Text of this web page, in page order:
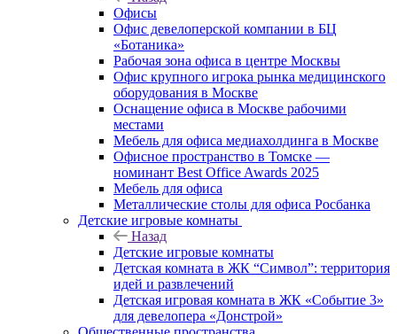
Офисы
Офис девелоперской компании в БЦ
«Ботаника»
Рабочая зона офиса в центре Москвы
Офис крупного игрока рынка медицинского
оборудования в Москве
Оснащение офиса в Москве рабочими
местами
Мебель для офиса медиахолдинга в Москве
Офисное пространство в Томске —
номинант Best Office Awards 2025
Мебель для офиса
Металлические столы для офиса Росбанка
Детские игровые комнаты
Назад
Детские игровые комнаты
Детская комната в ЖК “Символ”: территория
идей и развлечений
Детская игровая комната в ЖК «Событие 3»
для девелопера «Донстрой»